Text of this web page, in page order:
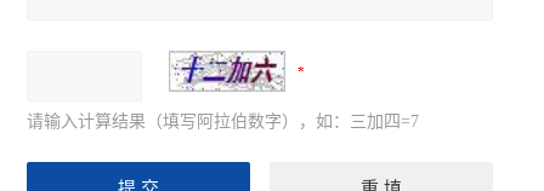
请输入计算结果（填写阿拉伯数字），如：三加四=7